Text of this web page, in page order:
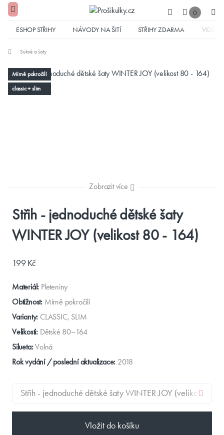
0
ESHOP STŘIHY NÁVODY NA ŠITÍ STŘIHY ZDARMA VIDEA
Sukně a šaty
Zobrazit více
Mírně pokročilí
classic + slim
Střih - jednoduché dětské šaty
WINTER JOY (velikost 80 - 164)
199 Kč
Materiál: Pleteniny
Obtížnost: Mírně pokročilí
Varianty: CLASSIC, SLIM
Velikosti: Dětské 80–164
Silueta: Volná
Rok vydání / poslední aktualizace: 2018
Vložit do košíku